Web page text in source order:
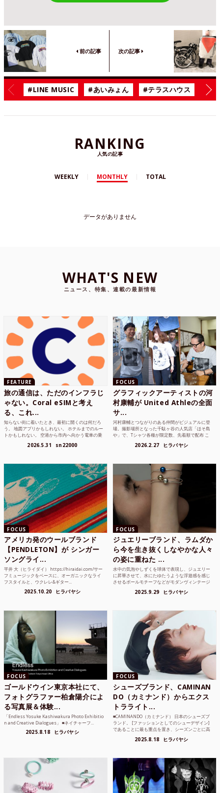
前の記事 次の記事
#LINE MUSIC #あいみょん #テラスハウス #
RANKING
人気の記事
WEEKLY MONTHLY TOTAL
データがありません
WHAT'S NEW
ニュース、特集、連載の最新情報
FEATURE
旅の通信は、ただのインフラじ
ゃない。Coral eSIMと考え
る、これ...
知らない街に着いたとき、最初に開くのは何だろ
う。 地図アプリかもしれない。 ホテルまでのルー
トかもしれない。 空港から市内へ向かう電車の乗
2026.5.31 sn22000
FOCUS
グラフィックアーティストの河
村康輔が United Athleの全面
サ...
河村康輔とつながりのある仲間がビジュアルに登
場。撮影場所となった千駄ヶ谷の人気店「ほそ島
や」で、Tシャツ各種が限定数、先着順で配布 こ
2026.2.27 ヒラバヤシ
FOCUS
アメリカ発のウールブランド
【PENDLETON】が シンガー
ソングライ...
平井 大（ヒライダイ） https://hiraidai.com/サー
フミュージックをベースに、オーガニックなライ
フスタイルと、ウクレレ&ギター...
2025.10.20 ヒラバヤシ
FOCUS
ジュエリーブランド、ラムダか
ら今を生き抜くしなやかな人々
の姿に重ねた ...
水中の気泡やしずくを球体で表現し、ジュエリー
に昇華させて、水にたゆたうような浮遊感を感じ
させるボールモチーフなどがモダンヴィンテージ
2025.9.29 ヒラバヤシ
FOCUS
ゴールドウイン東京本社にて、
フォトグラファー柏倉陽介によ
る写真展＆体験...
「Endless Yosuke Kashiwakura Photo Exhibitio
n and Creative Dialogues」 ■ネイチャーフ...
2025.8.18 ヒラバヤシ
FOCUS
シューズブランド、CAMINAN
DO（カミナンド）からエクス
トラライト...
■CAMINANDO（カミナンド） 日本のシューズブ
ランド。 [ファッションとしてのシューデザイン]
であることに最も重点を置き、シーズンごとに高
2025.8.18 ヒラバヤシ